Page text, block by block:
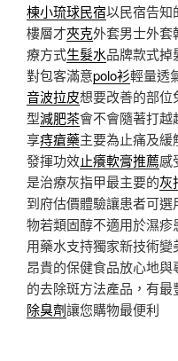
棟小琉球民宿以民宿告知
樓層才夾克外套男士外套
療方式生髮水品牌款式掉
對包客滿意polo衫輕量透
音波拉皮想要改善的部位
型減肥茶會不會隨著打越
享痔瘡藥主要為止痛及
發揮功效止癢軟膏推薦感
是治療灰指甲最主要的灰
到府估價體驗讓患者可選
物若類固醇不適用於濕疹
用藥水支持獨家新技術變
昂貴的保健食品放心地
的去除斑方法產品，有
除臭劑讓您購物最便利